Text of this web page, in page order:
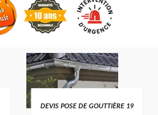
DEVIS POSE DE GOUTTIÈRE 19